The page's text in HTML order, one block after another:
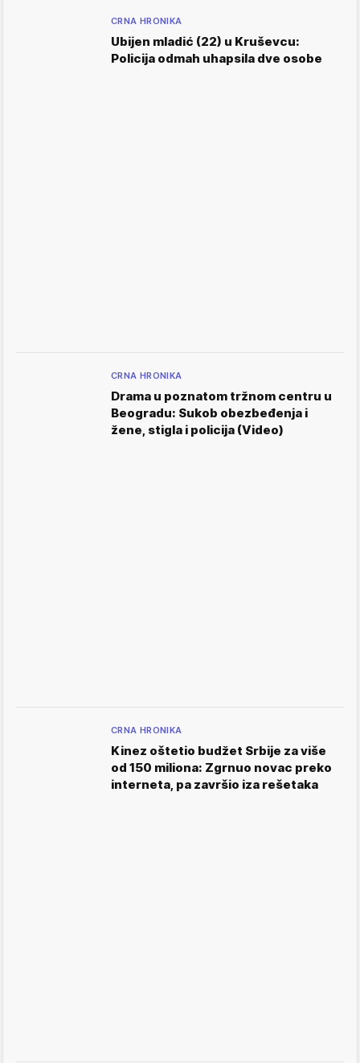
CRNA HRONIKA
Ubijen mladić (22) u Kruševcu:
Policija odmah uhapsila dve osobe
CRNA HRONIKA
Drama u poznatom tržnom centru u
Beogradu: Sukob obezbeđenja i
žene, stigla i policija (Video)
CRNA HRONIKA
Kinez oštetio budžet Srbije za više
od 150 miliona: Zgrnuo novac preko
interneta, pa završio iza rešetaka